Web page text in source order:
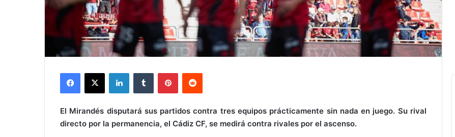
El Mirandés disputará sus partidos contra tres equipos prácticamente sin nada en juego. Su rival
directo por la permanencia, el Cádiz CF, se medirá contra rivales por el ascenso.